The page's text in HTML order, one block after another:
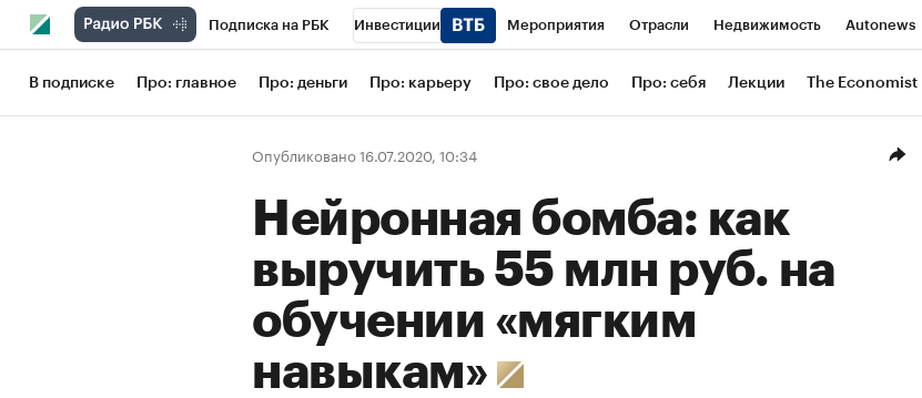
Подписка на РБК Инвестиции Мероприятия Отрасли Недвижимость Autonews
Школа управления РБК РБК Образование РБК Life Тренды Визионеры
Рынок наличной валюты
В подписке Про: главное Про: деньги Про: карьеру Про: свое дело Про: себя Лекции The Economist
Опубликовано 16.07.2020, 10:34
Нейронная бомба: как
выручить 55 млн руб. на
обучении «мягким
навыкам»